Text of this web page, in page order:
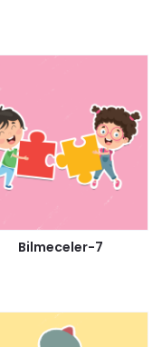
Bilmeceler-7